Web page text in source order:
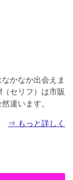
かなか出会えま
セリフ）は市販
違います。
⇒ もっと詳しく